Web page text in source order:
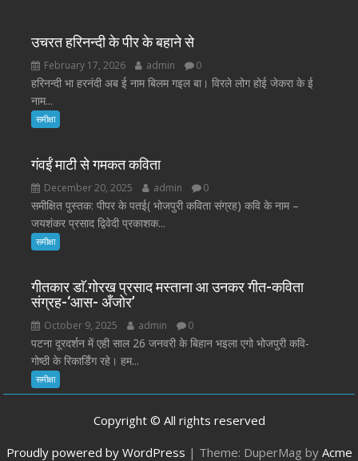
उचरत हरिनन्दी के पीर के बहाने से
February 17, 2026 admin 0
हरिनन्दी भा हरनंदी अब ई नाम बिलम गइल बा। विरले लोग होई जेकरा के ई
नाम...
समीक्षा
गंवईं माटी से गमकत कविता
December 20, 2025 admin 0
समीक्षित पुस्तक: पीपर के पतई( भोजपुरी कविता संग्रह) कवि के नाम –
जयशंकर प्रसाद द्विवेदी प्रकाशक...
समीक्षा
गीतकार डाॅ.गोरख प्रसाद मस्ताना आ उनकर गीत-कविता
संग्रह-‘आस- अँजोर’
October 9, 2025 admin 0
पटना दूरदर्शन में एही साल 26 जनवरी के बिहान भइला एगो भोजपुरी कवि-
गोष्ठी के रिकार्डिंग रहे। हम...
समीक्षा
Copyright © All rights reserved
Proudly powered by WordPress | Theme: DuperMag by Acme